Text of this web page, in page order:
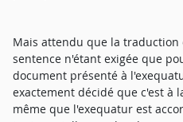
Mais attendu que la traduction
sentence n'étant exigée que
document présenté à
exactement décidé que c'est à
même que l'exequatur est